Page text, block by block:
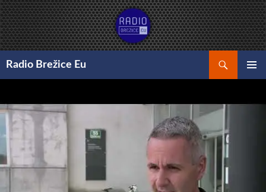
Preskoči
na
vsebino
Radio Brežice Eu